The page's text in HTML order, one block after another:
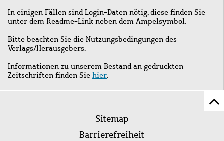
In einigen Fällen sind Login-Daten nötig, diese finden Sie
unter dem Readme-Link neben dem Ampelsymbol.
Bitte beachten Sie die Nutzungsbedingungen des
Verlags/Herausgebers.
Informationen zu unserem Bestand an gedruckten
Zeitschriften finden Sie hier.
Fußleistenmenü
Sitemap
Barrierefreiheit